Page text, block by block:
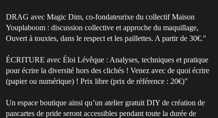
DRAG avec Magic Dim, co-fondateurixe du collectif Maison
Youplaboom : discussion collective et approche du maquillage,
Ouvert à touxtes, dans le respect et les paillettes. A partir de 30€."
ÉCRITURE avec Éloi Lévêque : Analyses, techniques et pratique
pour écrire la diversité hors des clichés ! Venez avec de quoi écrire
(papier ou numérique) ! Prix libre (prix de référence : 20€)"
Un espace boutique ainsi qu’un atelier gratuit DIY de création de
pancartes de pride seront accessibles pendant toute la durée de